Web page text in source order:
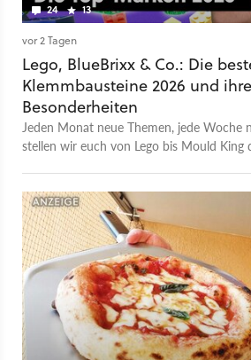
24 13
vor 2 Tagen
Lego, BlueBrixx & Co.: Die
Klemmbausteine 2026 und ihre
Besonderheiten
Jeden Monat neue Themen, jede Woche
stellen wir euch von Lego bis Mould King